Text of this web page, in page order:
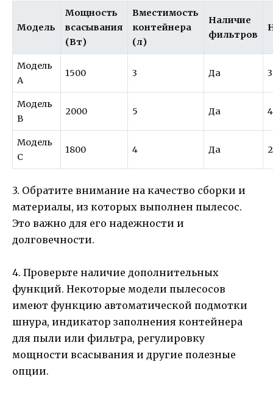
Модель
Мощность
всасывания
(Вт)
Вместимость
контейнера
(л)
Наличие
фильтров
Модель
A
1500 3 Да 3
Модель
B
2000 5 Да 4
Модель
C
1800 4 Да 2
3. Обратите внимание на качество сборки и
материалы, из которых выполнен пылесос.
Это важно для его надежности и
долговечности.
4. Проверьте наличие дополнительных
функций. Некоторые модели пылесосов
имеют функцию автоматической подмотки
шнура, индикатор заполнения контейнера
для пыли или фильтра, регулировку
мощности всасывания и другие полезные
опции.